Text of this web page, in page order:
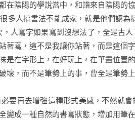
在陰陽的學說當中，和諧來自陰陽的
多人搞書法不能成家，就是他們認
人寫字如果寫到沒想法了，全是古
著寫，這不是我讓你站著，而是這個
是在字形上，在好玩上，在筆畫位置
壞，而不是筆勢上的事，曹全是筆勢
要再去增強這種形式美感，不然就
變成一種自然的書寫狀態，增加用筆